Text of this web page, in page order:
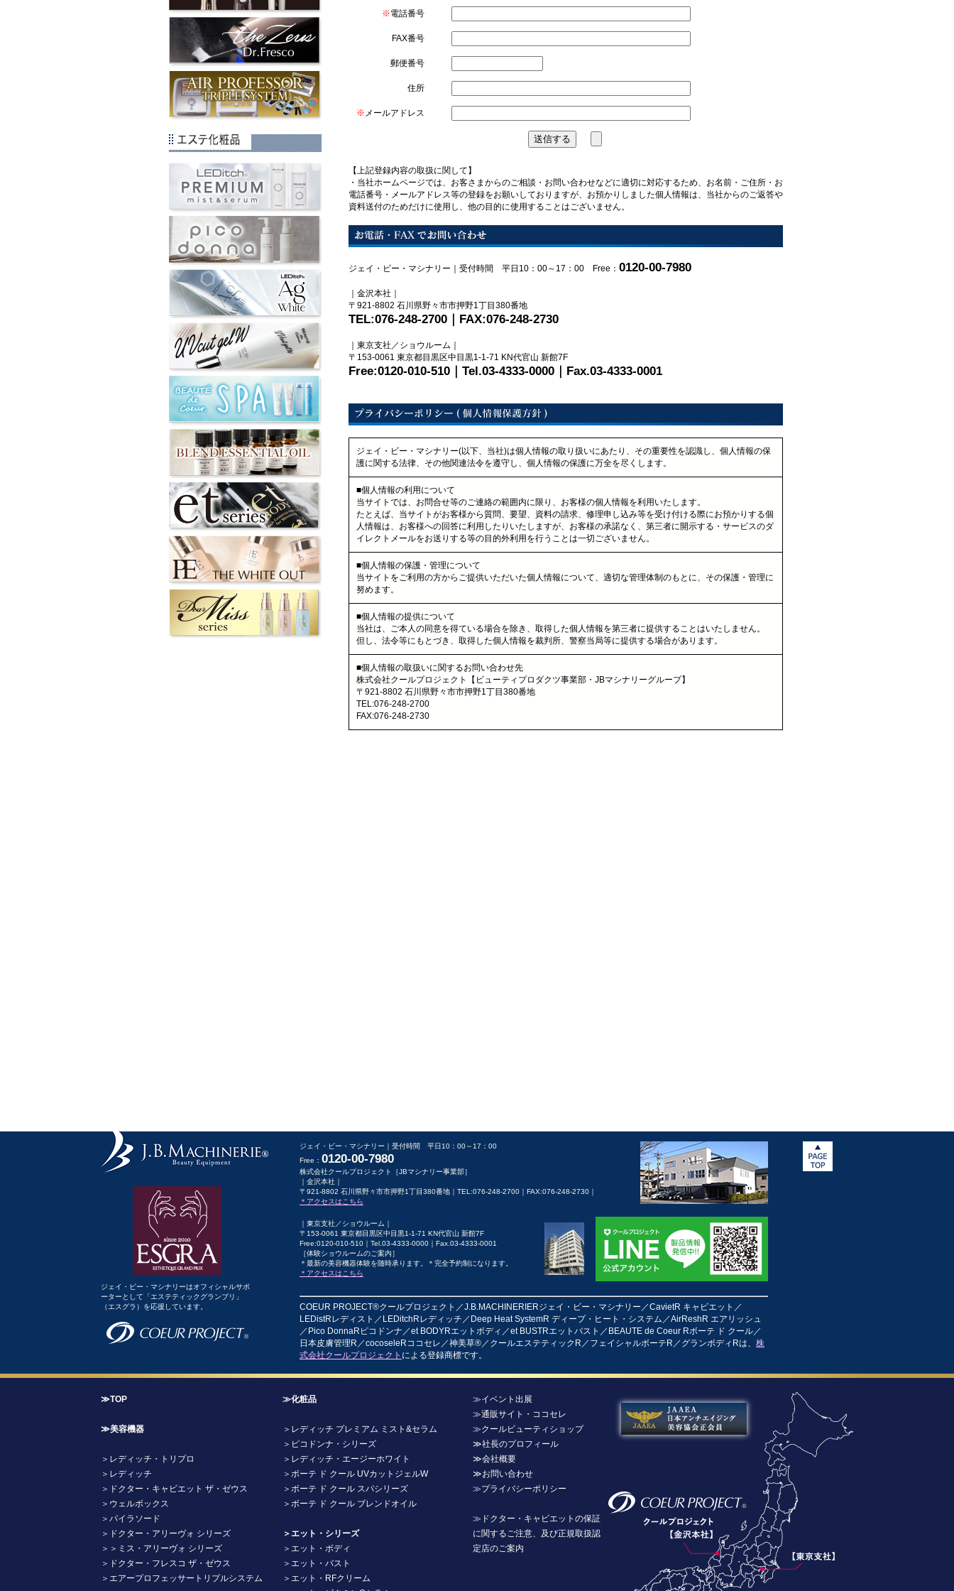
※電話番号
FAX番号
郵便番号
住所
※ メールアドレス
【上記登録内容の取扱に関して】
・当社ホームページでは、お客さまからのご相談・お問い合わせなどに適切に対応するため、お名前・ご住所・お
電話番号・メールアドレス等の登録をお願いしておりますが、お預かりしました個人情報は、当社からのご返答や
資料送付のためだけに使用し、他の目的に使用することはございません。
ジェイ・ビー・マシナリー｜受付時間 平日10：00～17：00 Free： 0120-00-7980
｜金沢本社｜
〒921-8802 石川県野々市市押野1丁目380番地
TEL:076-248-2700｜FAX:076-248-2730
｜東京支社／ショウルーム｜
〒153-0061 東京都目黒区中目黒1-1-71 KN代官山 新館7F
Free:0120-010-510｜Tel.03-4333-0000｜Fax.03-4333-0001
ジェイ・ビー・マシナリー(以下、当社)は個人情報の取り扱いにあたり、その重要性を認識し、個人情報の保
護に関する法律、その他関連法令を遵守し、個人情報の保護に万全を尽くします。
■個人情報の利用について
当サイトでは、お問合せ等のご連絡の範囲内に限り、お客様の個人情報を利用いたします。
たとえば、当サイトがお客様から質問、要望、資料の請求、修理申し込み等を受け付ける際にお預かりする個
人情報は、お客様への回答に利用したりいたしますが、お客様の承諾なく、第三者に開示する・サービスのダ
イレクトメールをお送りする等の目的外利用を行うことは一切ございません。
■個人情報の保護・管理について
当サイトをご利用の方からご提供いただいた個人情報について、適切な管理体制のもとに、その保護・管理に
努めます。
■個人情報の提供について
当社は、ご本人の同意を得ている場合を除き、取得した個人情報を第三者に提供することはいたしません。
但し、法令等にもとづき、取得した個人情報を裁判所、警察当局等に提供する場合があります。
■個人情報の取扱いに関するお問い合わせ先
株式会社クールプロジェクト【ビューティプロダクツ事業部・JBマシナリーグループ】
〒921-8802 石川県野々市市押野1丁目380番地
TEL:076-248-2700
FAX:076-248-2730
ジェイ・ビー・マシナリーはオフィシャルサポ
ーターとして「エステティックグランプリ」
（エスグラ）を応援しています。
ジェイ・ビー・マシナリー｜受付時間 平日10：00～17：00
Free： 0120-00-7980
株式会社クールプロジェクト［JBマシナリー事業部］
｜金沢本社｜
〒921-8802 石川県野々市市押野1丁目380番地｜TEL:076-248-2700｜FAX:076-248-2730｜
＊アクセスはこちら
｜東京支社／ショウルーム｜
〒153-0061 東京都目黒区中目黒1-1-71 KN代官山 新館7F
Free:0120-010-510｜Tel.03-4333-0000｜Fax.03-4333-0001
［体験ショウルームのご案内］
＊最新の美容機器体験を随時承ります。＊完全予約制になります。
＊アクセスはこちら
COEUR PROJECT®クールプロジェクト／J.B.MACHINERIERジェイ・ビー・マシナリー／CavietR キャビエット／
LEDistRレディスト／LEDitchRレディッチ／Deep Heat SystemR ディープ・ヒート・システム／AirReshR エアリッシュ
／Pico DonnaRピコドンナ／et BODYRエットボディ／et BUSTRエットバスト／BEAUTE de Coeur Rボーテ ド クール／
日本皮膚管理R／cocoseleRココセレ／神美草®／クールエステティックR／フェイシャルボーテR／グランボディRは、 株
式会社クールプロジェクト による登録商標です。